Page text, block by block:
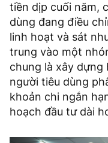
tiền dịp cuối năm,
dùng đang điều
linh hoạt và sát
trung vào một
chung là xây dựng
người tiêu dùng
khoản chi ngắn
hoạch đầu tư dài